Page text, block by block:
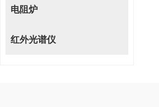
电阻炉
红外光谱仪